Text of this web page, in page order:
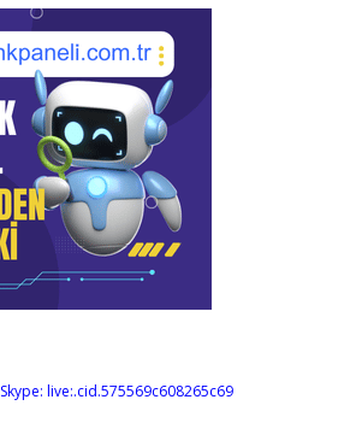
Skype: live:.cid.575569c608265c69